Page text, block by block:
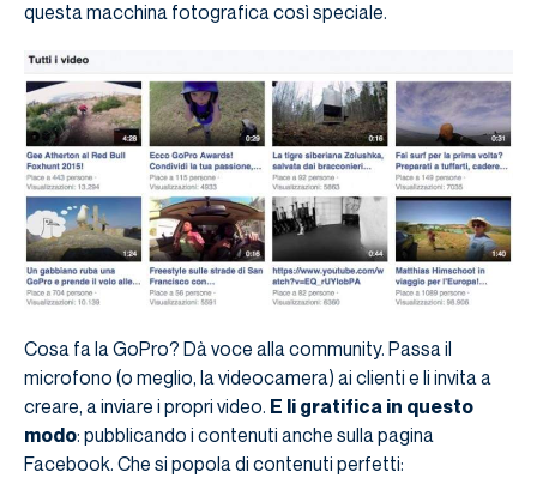
questa macchina fotografica così speciale.
Cosa fa la GoPro? Dà voce alla community. Passa il
microfono (o meglio, la videocamera) ai clienti e li invita a
creare, a inviare i propri video. E li gratifica in questo
modo: pubblicando i contenuti anche sulla pagina
Facebook. Che si popola di contenuti perfetti: